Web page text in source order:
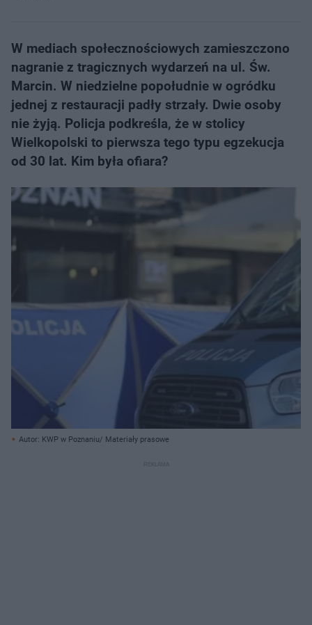
W mediach społecznościowych zamieszczono
nagranie z tragicznych wydarzeń na ul. Św.
Marcin. W niedzielne popołudnie w ogródku
jednej z restauracji padły strzały. Dwie osoby
nie żyją. Policja podkreśla, że w stolicy
Wielkopolski to pierwsza tego typu egzekucja
od 30 lat. Kim była ofiara?
Autor: KWP w Poznaniu/ Materiały prasowe